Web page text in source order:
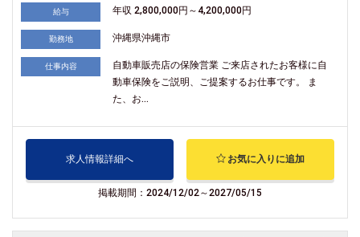
給与 年収 2,800,000円～4,200,000円
勤務地 沖縄県沖縄市
仕事内容
自動車販売店の保険営業 ご来店されたお客様に自
動車保険をご説明、ご提案するお仕事です。 ま
た、お...
求人情報詳細へ お気に入りに追加
掲載期間：2024/12/02～2027/05/15